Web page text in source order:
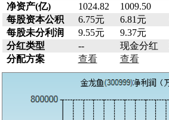
净资产(亿)
1024.82 1009.50
每股资本公积
6.75元 6.81元
每股未分利润
9.55元 9.37元
分红类型
-- 现金分红
分配方案
查看 查看